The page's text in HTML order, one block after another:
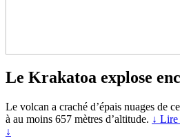
Le Krakatoa explose
Le volcan a craché d’épais nuages ​​de
à au moins 657 mètres d’altitude. ↓ Lire
↓